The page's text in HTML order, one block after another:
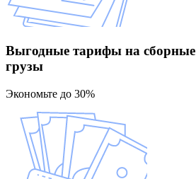
Выгодные тарифы на сборные
грузы
Экономьте до 30%